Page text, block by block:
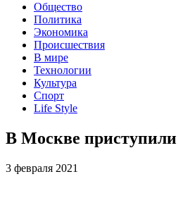
Общество
Политика
Экономика
Происшествия
В мире
Технологии
Культура
Спорт
Life Style
В Москве
3 февраля 2021